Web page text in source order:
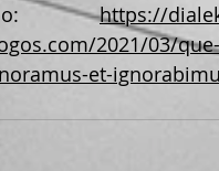
https://
2021/03/
et-